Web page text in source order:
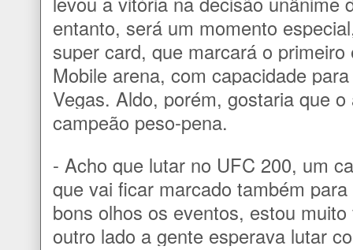
entanto, será um momento
super card, que marcará o
Mobile arena, com capacidade
Vegas. Aldo, porém, gostaria que
campeão peso-pena.
- Acho que lutar no UFC 200, um
que vai ficar marcado também
bons olhos os eventos, estou
outro lado a gente esperava lutar